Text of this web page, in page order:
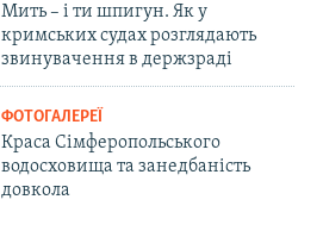
Мить – і ти шпигун. Як у
кримських судах розглядають
звинувачення в держзраді
ФОТОГАЛЕРЕЇ
Краса Сімферопольського
водосховища та занедбаність
довкола